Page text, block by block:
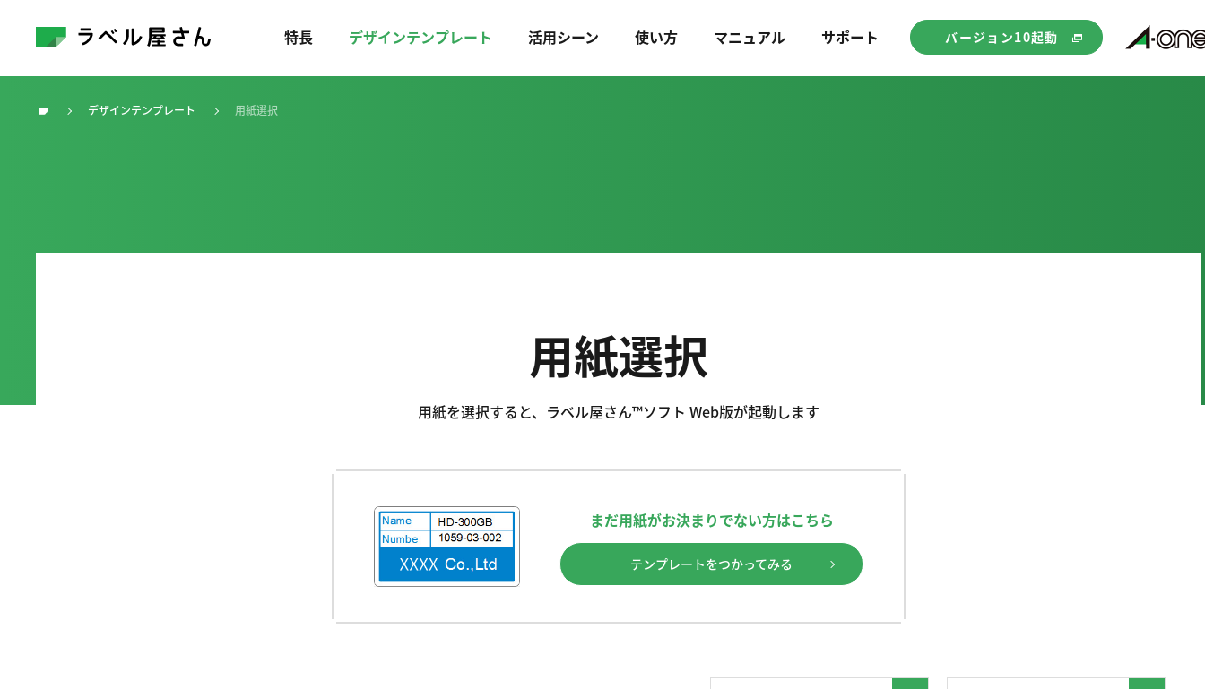
特長 デザインテンプレート 活用シーン 使い方 マニュアル サポート バージョン10起動
トップ デザインテンプレート 用紙選択
用紙選択
用紙を選択すると、ラベル屋さん™ソフト Web版が起動します
まだ用紙がお決まりでない方はこちら
テンプレートをつかってみる